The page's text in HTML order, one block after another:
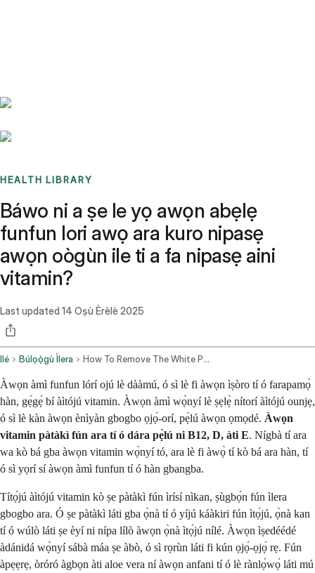
HEALTH LIBRARY
Báwo ni a ṣe le yọ awọn abẹlẹ
funfun lori awọ ara kuro nipasẹ
awọn oògùn ile ti a fa nipasẹ aini
vitamin?
Last updated 14 Oṣù Èrèlè 2025
Ilé Búlọọ̀gù Ìlera How To Remove The White Patches On The Skin By Home Remedies Caused By Vitamin Deficiency
Àwọn àmì funfun lórí ojú lè dààmú, ó sì lè fi àwọn ìṣòro tí ó farapamọ̀
hàn, gẹ́gẹ́ bí àìtójú vitamin. Àwọn àmì wọ̀nyí lè ṣẹlẹ̀ nítorí àìtójú ounjẹ,
ó sì lè kàn àwọn ènìyàn gbogbo ọjọ́-orí, pẹ̀lú àwọn ọmọdé. Àwọn
vitamin pàtàkì fún ara tí ó dára pẹ̀lú ni B12, D, àti E. Nígbà tí ara
wa kò bá gba àwọn vitamin wọ̀nyí tó, ara lè fi àwọ̀ tí kò bá ara hàn, tí
ó sì yọrí sí àwọn àmì funfun tí ó hàn gbangba.
Títọ́jú àìtójú vitamin kò ṣe pàtàkì fún ìrísí nìkan, ṣùgbọ́n fún ìlera
gbogbo ara. Ó ṣe pàtàkì láti gba ọ̀nà tí ó yíjú káàkiri fún ìtọ́jú, ọ̀nà kan
tí ó wúlò láti ṣe èyí ni nípa lílò àwọn ọ̀nà ìtọ́jú nílé. Àwọn ìṣedéédé
àdánidá wọ̀nyí sábà máa ṣe àbò, ó sì rọrùn láti fi kún ọjọ́-ọjọ́ rẹ. Fún
àpẹẹrẹ, òróró àgbọn àti aloe vera ní àwọn anfani tí ó lè rànlọ́wọ́ láti mú